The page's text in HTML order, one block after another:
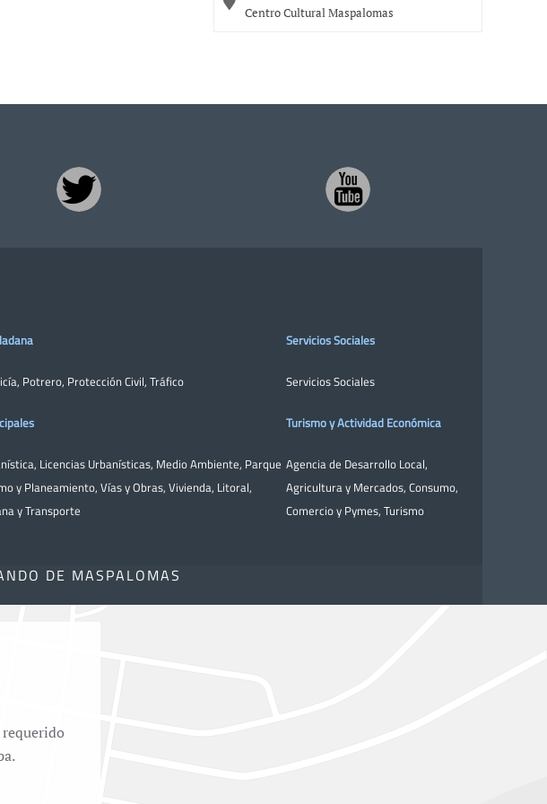
Centro Cultural Maspalomas
, Potrero, Protección Civil, Tráfico
, Licencias Urbanísticas, Medio Ambiente, Parque
y Planeamiento, Vías y Obras, Vivienda, Litoral,
y Transporte
Servicios Sociales
Servicios Sociales
Turismo y Actividad Económica
Agencia de Desarrollo Local,
Agricultura y Mercados, Consumo,
Comercio y Pymes, Turismo
DE MASPALOMAS